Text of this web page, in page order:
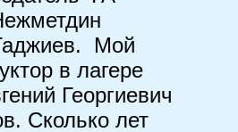
Мой
в лагере
Георгиевич
Сколько лет